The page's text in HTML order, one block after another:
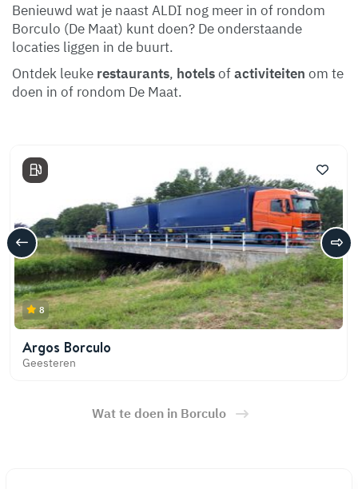
Benieuwd wat je naast ALDI nog meer in of rondom
Borculo (De Maat) kunt doen? De onderstaande
locaties liggen in de buurt.
Ontdek leuke restaurants, hotelsofactiviteiten om te
doen in of rondom De Maat.
8
Argos Borculo
Geesteren
Wat te doen in Borculo